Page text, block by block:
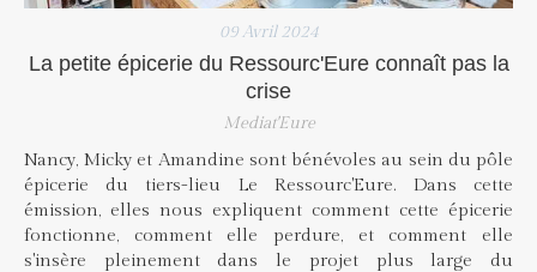
09 Avril 2024
La petite épicerie du Ressourc'Eure connaît pas la
crise
Mediat'Eure
Nancy, Micky et Amandine sont bénévoles au sein du pôle
épicerie du tiers-lieu Le Ressourc'Eure. Dans cette
émission, elles nous expliquent comment cette épicerie
fonctionne, comment elle perdure, et comment elle
s'insère pleinement dans le projet plus large du